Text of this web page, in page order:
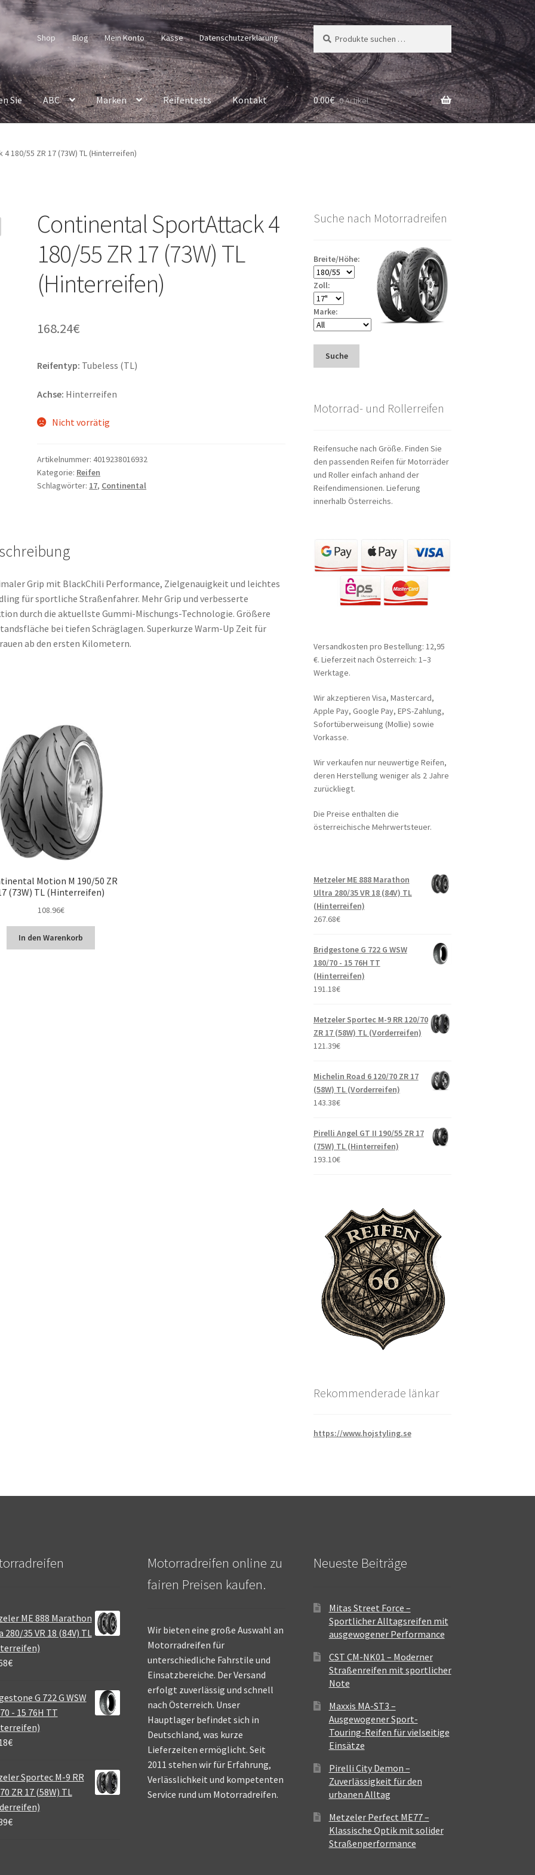
Shop Blog Mein Konto Kasse Datenschutzerklärung
Suchen
nach:
Suchen
Sie ABC Marken Reifentests Kontakt 0.00€ 0 Artikel
180/55 ZR 17 (73W) TL (Hinterreifen)
Continental SportAttack 4
180/55 ZR 17 (73W) TL
(Hinterreifen)
168.24€
Reifentyp: Tubeless (TL)
Achse: Hinterreifen
Nicht vorrätig
Artikelnummer:4019238016932
Kategorie: Reifen
Schlagwörter: 17, Continental
Grip mit BlackChili Performance, Zielgenauigkeit und leichtes
für sportliche Straßenfahrer. Mehr Grip und verbesserte
durch die aktuellste Gummi-Mischungs-Technologie. Größere
bei tiefen Schräglagen. Superkurze Warm-Up Zeit für
ab den ersten Kilometern.
Motion M 190/50 ZR
(73W) TL (Hinterreifen)
108.96€
In den Warenkorb
Suche nach Motorradreifen
Breite/Höhe:
Zoll:
Marke:
Suche
Motorrad- und Rollerreifen
Reifensuche nach Größe. Finden Sie
den passenden Reifen für Motorräder
und Roller einfach anhand der
Reifendimensionen. Lieferung
innerhalb Österreichs.
Versandkosten pro Bestellung: 12,95
€. Lieferzeit nach Österreich: 1–3
Werktage.
Wir akzeptieren Visa, Mastercard,
Apple Pay, Google Pay, EPS-Zahlung,
Sofortüberweisung (Mollie) sowie
Vorkasse.
Wir verkaufen nur neuwertige Reifen,
deren Herstellung weniger als 2 Jahre
zurückliegt.
Die Preise enthalten die
österreichische Mehrwertsteuer.
Metzeler ME 888 Marathon
Ultra 280/35 VR 18 (84V) TL
(Hinterreifen)
267.68€
Bridgestone G 722 G WSW
180/70 - 15 76H TT
(Hinterreifen)
191.18€
Metzeler Sportec M-9 RR 120/70
ZR 17 (58W) TL (Vorderreifen)
121.39€
Michelin Road 6 120/70 ZR 17
(58W) TL (Vorderreifen)
143.38€
Pirelli Angel GT II 190/55 ZR 17
(75W) TL (Hinterreifen)
193.10€
Rekommenderade länkar
https://www.hojstyling.se
ME 888 Marathon
280/35 VR 18 (84V) TL
€
G 722 G WSW
- 15 76H TT
€
Sportec M-9 RR
ZR 17 (58W) TL
€
Motorradreifen online zu
fairen Preisen kaufen.
Wir bieten eine große Auswahl an
Motorradreifen für
unterschiedliche Fahrstile und
Einsatzbereiche. Der Versand
erfolgt zuverlässig und schnell
nach Österreich. Unser
Hauptlager befindet sich in
Deutschland, was kurze
Lieferzeiten ermöglicht. Seit
2011 stehen wir für Erfahrung,
Verlässlichkeit und kompetenten
Service rund um Motorradreifen.
Neueste Beiträge
Mitas Street Force –
Sportlicher Alltagsreifen mit
ausgewogener Performance
CST CM-NK01 – Moderner
Straßenreifen mit sportlicher
Note
Maxxis MA-ST3 –
Ausgewogener Sport-
Touring-Reifen für vielseitige
Einsätze
Pirelli City Demon –
Zuverlässigkeit für den
urbanen Alltag
Metzeler Perfect ME77 –
Klassische Optik mit solider
Straßenperformance